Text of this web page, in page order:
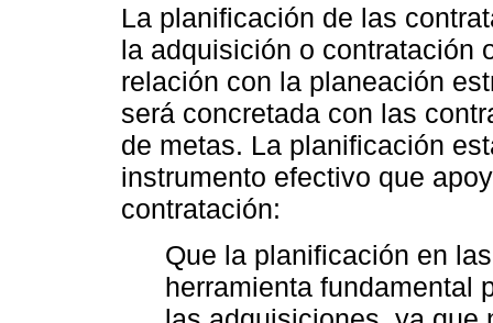
La planificación de las
la adquisición o contratación
relación con la planeación
será concretada con las
de metas. La planificación
instrumento efectivo que
contratación:
Que la planificación en
herramienta fundamental